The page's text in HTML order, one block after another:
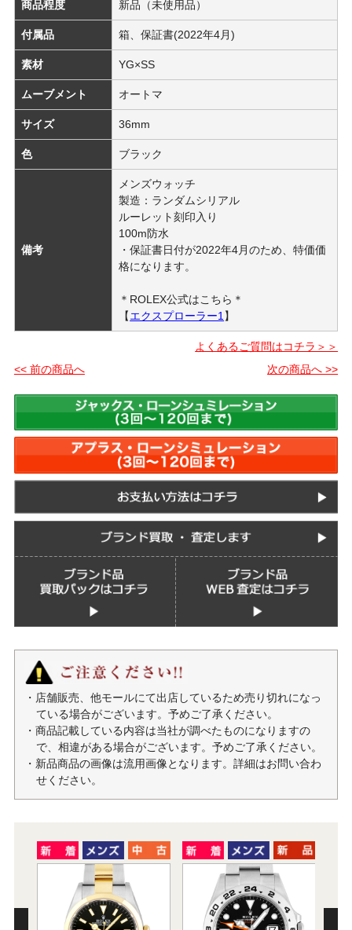
商品程度 新品（未使用品）
付属品 箱、保証書(2022年4月)
素材 YG×SS
ムーブメント オートマ
サイズ 36mm
色 ブラック
備考
メンズウォッチ
製造：ランダムシリアル
ルーレット刻印入り
100m防水
・保証書日付が2022年4月のため、特価価
格になります。
＊ROLEX公式はこちら＊
【エクスプローラー1】
よくあるご質問はコチラ＞＞
<< 前の商品へ
次の商品へ >>
・店舗販売、他モールにて出店しているため売り切れになっ
ている場合がございます。予めご了承ください。
・商品記載している内容は当社が調べたものになりますの
で、相違がある場合がございます。予めご了承ください。
・新品商品の画像は流用画像となります。詳細はお問い合わ
せください。